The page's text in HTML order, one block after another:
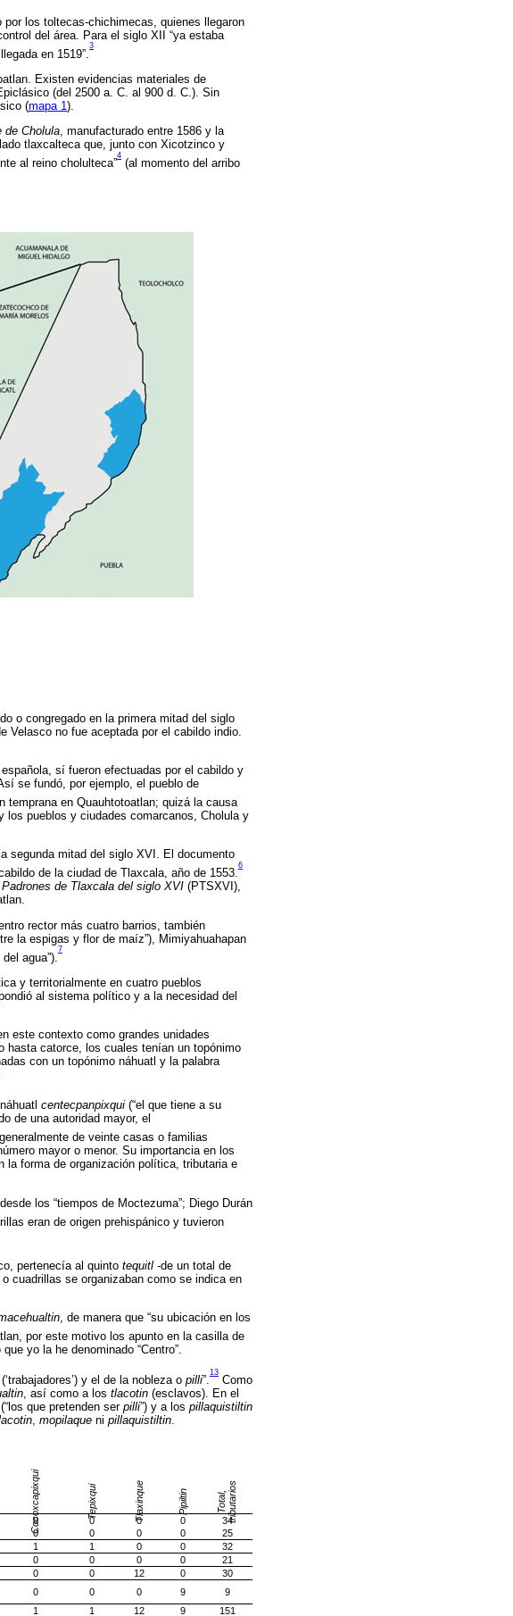
los toltecas-chichimecas, quienes llegaron
del área. Para el siglo XII “ya estaba
en 1519”.
3
Existen evidencias materiales de
(del 2500 a. C. al 900 d. C.). Sin
(mapa 1 ).
de Cholula, manufacturado entre 1586 y la
tlaxcalteca que, junto con Xicotzinco y
al reino cholulteca”
4
(al momento del arribo
o congregado en la primera mitad del siglo
Velasco no fue aceptada por el cabildo indio.
sí fueron efectuadas por el cabildo y
se fundó, por ejemplo, el pueblo de
temprana en Quauhtotoatlan; quizá la causa
los pueblos y ciudades comarcanos, Cholula y
segunda mitad del siglo XVI. El documento
de la ciudad de Tlaxcala, año de 1553.
6
Padrones de Tlaxcala del siglo XVI (PTSXVI),
rector más cuatro barrios, también
la espigas y flor de maíz”), Mimiyahuahapan
agua”).
7
y territorialmente en cuatro pueblos
al sistema político y a la necesidad del
este contexto como grandes unidades
hasta catorce, los cuales tenían un topónimo
con un topónimo náhuatl y la palabra
centecpanpixqui (“el que tiene a su
de una autoridad mayor, el
de veinte casas o familias
mayor o menor. Su importancia en los
la forma de organización política, tributaria e
los “tiempos de Moctezuma”; Diego Durán
eran de origen prehispánico y tuvieron
pertenecía al quinto tequitl -de un total de
cuadrillas se organizaban como se indica en
, de manera que “su ubicación en los
por este motivo los apunto en la casilla de
yo la he denominado “Centro”.
(‘trabajadores’) y el de la nobleza o pilli”.
13
Como
, así como a los tlacotin (esclavos). En el
(“los que pretenden ser pilli”) y a los pillaquistiltin
, mopilaque ni pillaquistiltin.
Cocoxcapixqui Tepixqui Tlaxinque Pipiltin T
o
t
al
,
t
ri
b
u
t
a
ri
os
0 0 0 0
34
0 0 0 0
25
1 1 0 0
32
0 0 0 0
21
0 0 12 0
30
0 0 0 9
9
1 1 12 9 151